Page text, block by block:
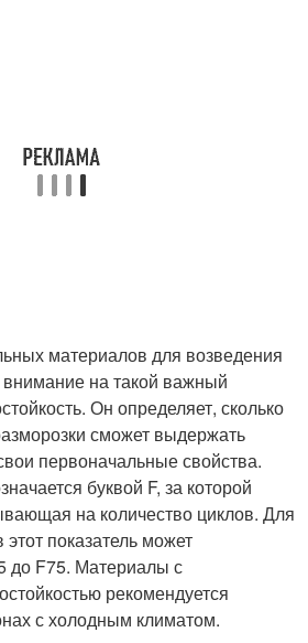
материалов для возведения
внимание на такой важный
Он определяет, сколько
сможет выдержать
первоначальные свойства.
буквой F, за которой
на количество циклов. Для
показатель может
до F75. Материалы с
рекомендуется
с холодным климатом.